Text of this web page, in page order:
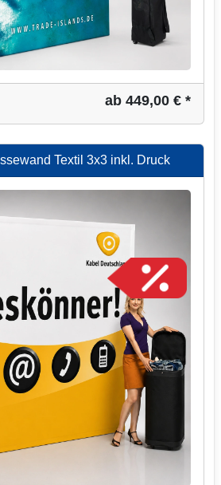
ab 449,00 € *
Textil 3x3 inkl. Druck